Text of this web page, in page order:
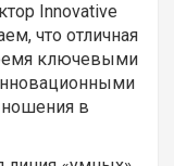
Innovative
что отличная
ключевыми
ношения в